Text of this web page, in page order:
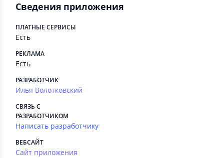
Сведения приложения
ПЛАТНЫЕ СЕРВИСЫ
Есть
РЕКЛАМА
Есть
РАЗРАБОТЧИК
Илья Волотковский
СВЯЗЬ С
РАЗРАБОТЧИКОМ
Написать разработчику
ВЕБСАЙТ
Сайт приложения